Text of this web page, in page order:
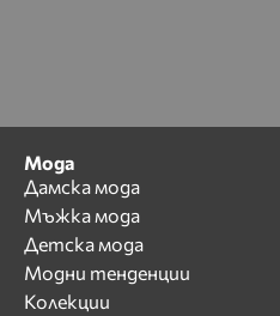
Мода
Дамска мода
Мъжка мода
Детска мода
Модни тенденции
Колекции